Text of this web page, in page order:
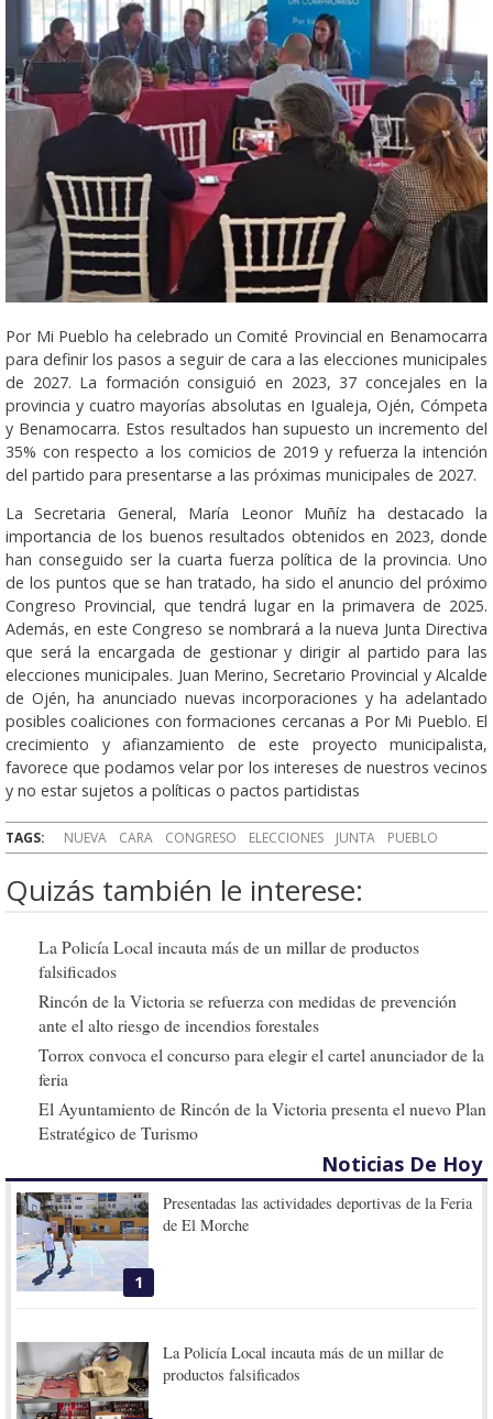
Por Mi Pueblo ha celebrado un Comité Provincial en Benamocarra
para definir los pasos a seguir de cara a las elecciones municipales
de 2027. La formación consiguió en 2023, 37 concejales en la
provincia y cuatro mayorías absolutas en Igualeja, Ojén, Cómpeta
y Benamocarra. Estos resultados han supuesto un incremento del
35% con respecto a los comicios de 2019 y refuerza la intención
del partido para presentarse a las próximas municipales de 2027.
La Secretaria General, María Leonor Muñíz ha destacado la
importancia de los buenos resultados obtenidos en 2023, donde
han conseguido ser la cuarta fuerza política de la provincia. Uno
de los puntos que se han tratado, ha sido el anuncio del próximo
Congreso Provincial, que tendrá lugar en la primavera de 2025.
Además, en este Congreso se nombrará a la nueva Junta Directiva
que será la encargada de gestionar y dirigir al partido para las
elecciones municipales. Juan Merino, Secretario Provincial y Alcalde
de Ojén, ha anunciado nuevas incorporaciones y ha adelantado
posibles coaliciones con formaciones cercanas a Por Mi Pueblo. El
crecimiento y afianzamiento de este proyecto municipalista,
favorece que podamos velar por los intereses de nuestros vecinos
y no estar sujetos a políticas o pactos partidistas
TAGS: NUEVA CARA CONGRESO ELECCIONES JUNTA PUEBLO
Quizás también le interese:
La Policía Local incauta más de un millar de productos
falsificados
Rincón de la Victoria se refuerza con medidas de prevención
ante el alto riesgo de incendios forestales
Torrox convoca el concurso para elegir el cartel anunciador de la
feria
El Ayuntamiento de Rincón de la Victoria presenta el nuevo Plan
Estratégico de Turismo
Noticias De Hoy
1
Presentadas las actividades deportivas de la Feria
de El Morche
La Policía Local incauta más de un millar de
productos falsificados